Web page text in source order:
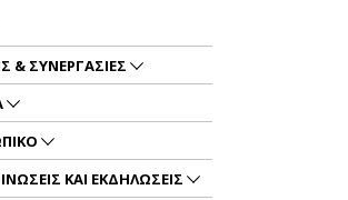
& ΣΥΝΕΡΓΑΣΙΕΣ
ΚΑΙ ΕΚΔΗΛΩΣΕΙΣ